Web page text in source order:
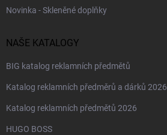
Novinka - Skleněné doplňky
NAŠE KATALOGY
BIG katalog reklamních předmětů
Katalog reklamních předměrů a dárků 2026
Katalog reklamních předmětů 2026
HUGO BOSS